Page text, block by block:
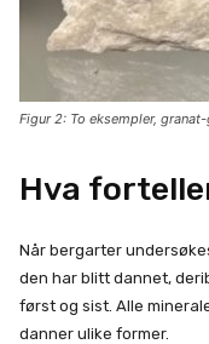
Figur 2: To eksempler,
Hva
Når bergarter
den har blitt dannet,
først og sist. Alle
danner ulike former.